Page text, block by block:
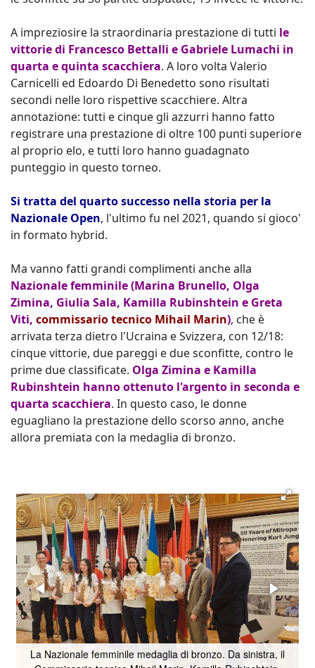
A impreziosire la straordinaria prestazione di tutti le
vittorie di Francesco Bettalli e Gabriele Lumachi in
quarta e quinta scacchiera. A loro volta Valerio
Carnicelli ed Edoardo Di Benedetto sono risultati
secondi nelle loro rispettive scacchiere. Altra
annotazione: tutti e cinque gli azzurri hanno fatto
registrare una prestazione di oltre 100 punti superiore
al proprio elo, e tutti loro hanno guadagnato
punteggio in questo torneo.
Si tratta del quarto successo nella storia per la
Nazionale Open, l'ultimo fu nel 2021, quando si gioco'
in formato hybrid.
Ma vanno fatti grandi complimenti anche alla
Nazionale femminile (Marina Brunello, Olga
Zimina, Giulia Sala, Kamilla Rubinshtein e Greta
Viti, commissario tecnico Mihail Marin), che è
arrivata terza dietro l'Ucraina e Svizzera, con 12/18:
cinque vittorie, due pareggi e due sconfitte, contro le
prime due classificate. Olga Zimina e Kamilla
Rubinshtein hanno ottenuto l'argento in seconda e
quarta scacchiera. In questo caso, le donne
eguagliano la prestazione dello scorso anno, anche
allora premiata con la medaglia di bronzo.
La Nazionale femminile medaglia di bronzo. Da sinistra, il